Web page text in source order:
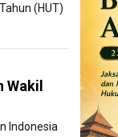
(HUT)
Wakil
Indonesia